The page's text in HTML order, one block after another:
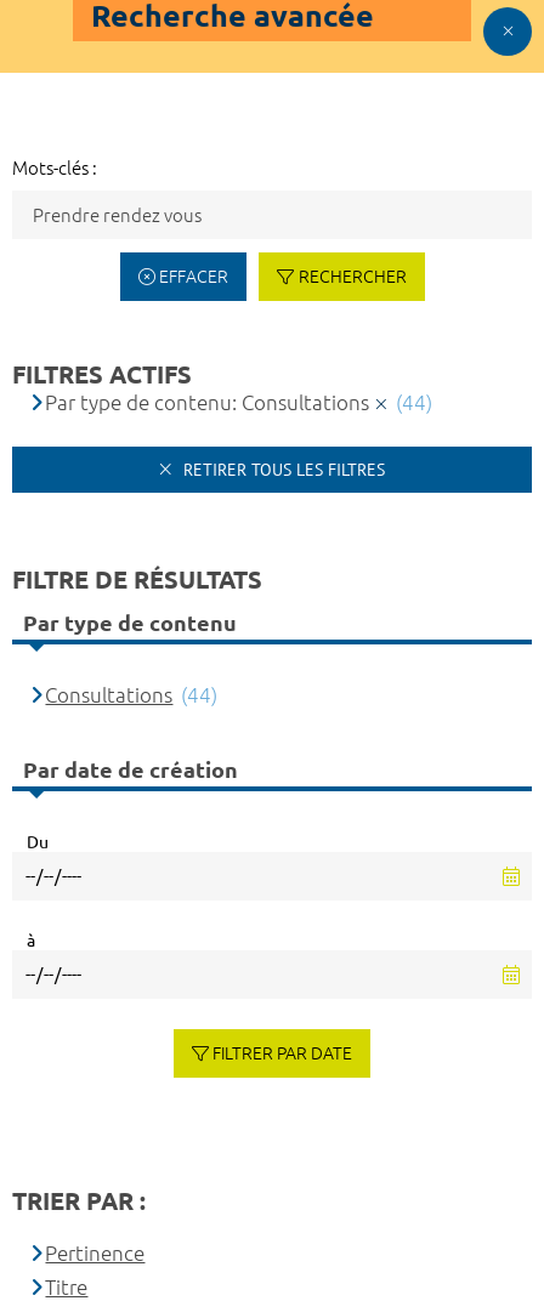
Recherche avancée
Mots-clés :
EFFACER RECHERCHER
FILTRES ACTIFS
Par type de contenu: Consultations (44)
RETIRER TOUS LES FILTRES
FILTRE DE RÉSULTATS
Par type de contenu
Consultations (44)
Par date de création
Du
à
FILTRER PAR DATE
TRIER PAR :
Pertinence
Titre